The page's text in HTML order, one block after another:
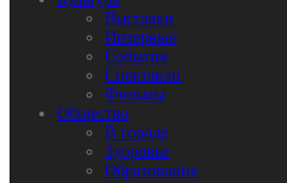
Выставки
Интервью
События
Спектакли
Фильмы
Общество
В городе
Здоровье
Образование